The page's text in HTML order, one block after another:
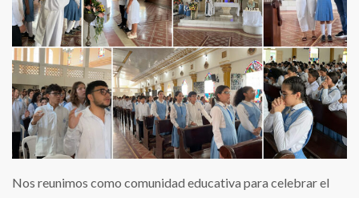
Nos reunimos como comunidad educativa para celebrar el